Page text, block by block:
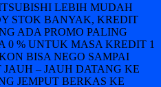
LEBIH MUDAH
STOK BANYAK, KREDIT
ADA PROMO PALING
% UNTUK MASA KREDIT 1
BISA NEGO SAMPAI
– JAUH DATANG KE
JEMPUT BERKAS KE